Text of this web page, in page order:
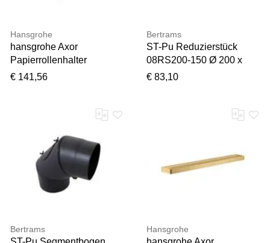
Hansgrohe
hansgrohe Axor
Papierrollenhalter
42846250 ohne Deckel,
€ 141,56
Bertrams
ST-Pu Reduzierstück
08RS200-150 Ø 200 x
150 mm,
€ 83,10
Bertrams Hansgrohe
Feedback